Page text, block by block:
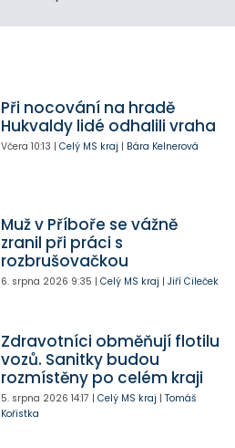
Při nocování na hradě
Hukvaldy lidé odhalili vraha
Včera 10:13 | Celý MS kraj | Bára Kelnerová
Muž v Příboře se vážně
zranil při práci s
rozbrušovačkou
6. srpna 2026 9:35 | Celý MS kraj | Jiří Cileček
Zdravotníci obměňují flotilu
vozů. Sanitky budou
rozmístěny po celém kraji
5. srpna 2026 14:17 | Celý MS kraj | Tomáš
Kořistka